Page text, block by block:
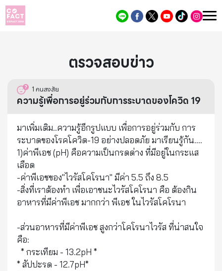
ตรวจสอบข่าว
1 คนสงสัย
ความรู้เพื่อการอยู่ร่วมกับการระบาดของโควิด 19
มาเพิ่มเติม..ความรู้อีกรูปแบบ เพื่อการอยู่ร่วมกับ การ
ระบาดของโรคโควิด-19 อย่างปลอดภัย มาเรียนรู้กัน....
1)ค่าพีเอช (pH)​ คือความเป็นกรดด่าง ที่มีอยู่ในกระแส
เลือด
-ค่าพีเอชของ"ไวรัสโคโรนา" มีค่า 5.5 ถึง 8.5
-สิ่งที่เราต้องทำ เพื่อเอาชนะไวรัสโคโรนา คือ ต้องกิน
อาหารที่มีค่าพีเอช มากกว่า พีเอช ในไวรัสโคโรนา
-ส่วนอาหารที่มีค่าพีเอช สูงกว่าโคโรนาไวรัส ที่น่าสนใจ
คือ:
* กระเทียม - 13.2pH *
* สัปปะรด - 12.7pH*